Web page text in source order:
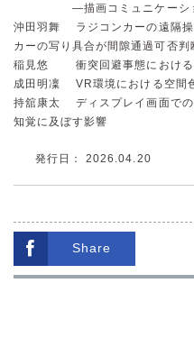
—描画コミュニケーション
沖田羽舞 ラジコンカーの遠隔操
カーの写り具合が間隙通過可否判
稲見悠 衝突回避事態における
成田明凜 VR環境における空間
持舘康太 ディスプレイ画面での
知覚に及ぼす影響
発行日： 2026.04.20
Share